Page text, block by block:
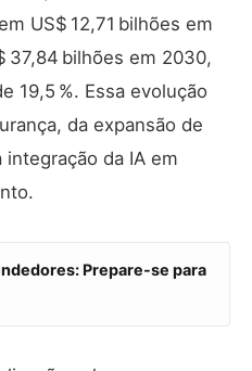
US$ 12,71 bilhões em
37,84 bilhões em 2030,
19,5 %. Essa evolução
da expansão de
da IA em
Prepare-se para